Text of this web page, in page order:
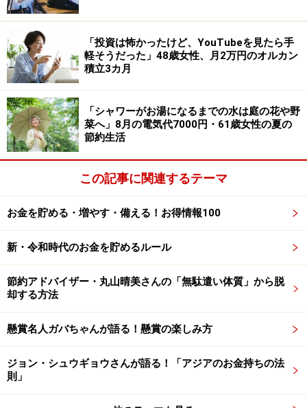
年初めて1人で海外旅行に行ってみて楽しさに気が付い
た。残ったお金は一泊二日くらいのミニ旅行か貯金・投
資に使いたい」と語っています。
最後に、「毎年似たような金額なのであまり期待はして
いないです。金額が大きく増えたりと、ワクワクするよ
うな変化があったら仕事ももっと頑張れるのに」と語ら
れていました。
※夏ボーナスに関するエピソードをこちらからぜひお寄
せください。エピソードの採用で3000円分のAmazonギ
フト券をもれなくプレゼント
ーーーーーーーーーーーーーーーー
※本文カッコ内の回答者コメントは原文に準拠していま
※エピソードは投稿者の当時のものです。現在とはサー
ビスや金額などの情報が異なることがございます
※投稿エピソードのため、内容の正確性を保証するもの
ではございません
※記事内容は執筆時点のものです。最新の内容をご確認くださ
「投資は怖かったけど、YouTubeを見たら手
軽そうだった」48歳女性、月2万円のオルカン
積立3カ月
「シャワーがお湯になるまでの水は庭の花や野
菜へ」8月の電気代7000円・61歳女性の夏の
節約生活
この記事に関連するテーマ
お金を貯める・増やす・備える！お得情報100
新・令和時代のお金を貯めるルール
節約アドバイザー・丸山晴美さんの「無駄遣い体質」から脱
却する方法
懸賞名人ガバちゃんが語る！懸賞の楽しみ方
ジョン・シュウギョウさんが語る！「アジアのお金持ちの法
則」